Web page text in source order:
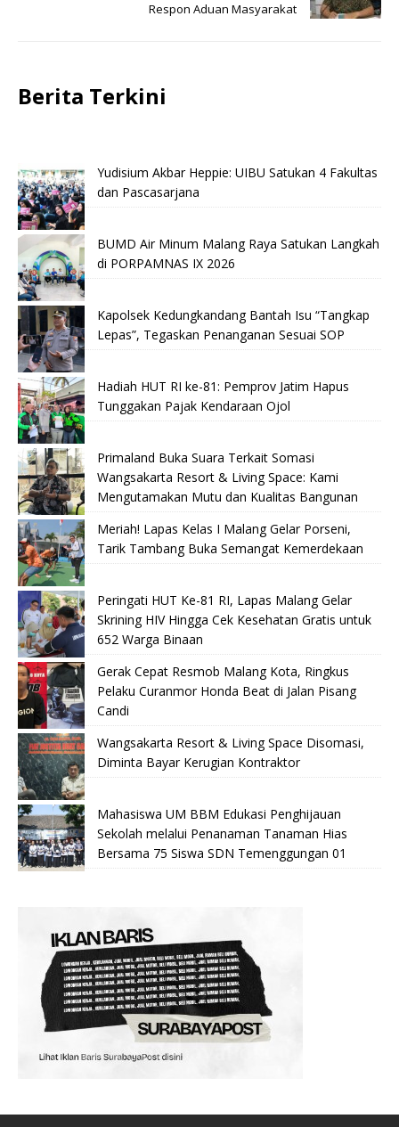
Respon Aduan Masyarakat
Berita Terkini
Yudisium Akbar Heppie: UIBU Satukan 4 Fakultas
dan Pascasarjana
BUMD Air Minum Malang Raya Satukan Langkah
di PORPAMNAS IX 2026
Kapolsek Kedungkandang Bantah Isu “Tangkap
Lepas”, Tegaskan Penanganan Sesuai SOP
Hadiah HUT RI ke-81: Pemprov Jatim Hapus
Tunggakan Pajak Kendaraan Ojol
Primaland Buka Suara Terkait Somasi
Wangsakarta Resort & Living Space: Kami
Mengutamakan Mutu dan Kualitas Bangunan
Meriah! Lapas Kelas I Malang Gelar Porseni,
Tarik Tambang Buka Semangat Kemerdekaan
Peringati HUT Ke-81 RI, Lapas Malang Gelar
Skrining HIV Hingga Cek Kesehatan Gratis untuk
652 Warga Binaan
Gerak Cepat Resmob Malang Kota, Ringkus
Pelaku Curanmor Honda Beat di Jalan Pisang
Candi
Wangsakarta Resort & Living Space Disomasi,
Diminta Bayar Kerugian Kontraktor
Mahasiswa UM BBM Edukasi Penghijauan
Sekolah melalui Penanaman Tanaman Hias
Bersama 75 Siswa SDN Temenggungan 01